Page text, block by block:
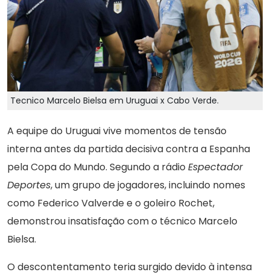
Tecnico Marcelo Bielsa em Uruguai x Cabo Verde.
A equipe do Uruguai vive momentos de tensão
interna antes da partida decisiva contra a Espanha
pela Copa do Mundo. Segundo a rádio Espectador
Deportes, um grupo de jogadores, incluindo nomes
como Federico Valverde e o goleiro Rochet,
demonstrou insatisfação com o técnico Marcelo
Bielsa.
O descontentamento teria surgido devido à intensa